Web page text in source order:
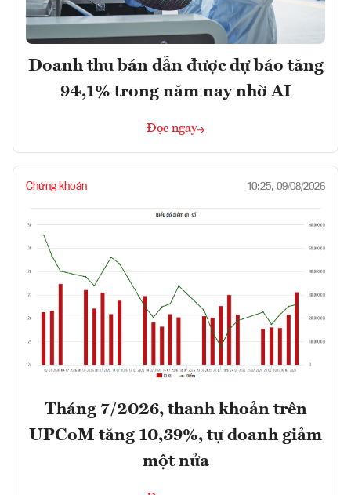
Doanh thu bán dẫn được dự báo tăng
94,1% trong năm nay nhờ AI
Đọc ngay
Chứng khoán 10:25, 09/08/2026
Tháng 7/2026, thanh khoản trên
UPCoM tăng 10,39%, tự doanh giảm
một nửa